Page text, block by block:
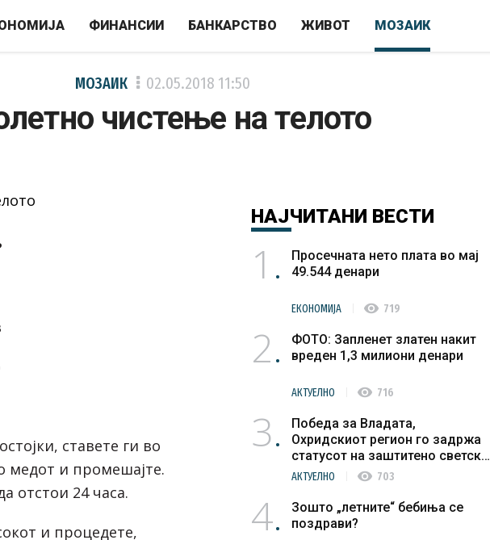
ФИНАНСИИ БАНКАРСТВО ЖИВОТ МОЗАИК
МОЗАИК 02.05.2018 11:50
чистење на телото
ставете ги во
медот и промешајте.
отстои 24 часа.
и процедете,
НАЈЧИТАНИ ВЕСТИ
1
Просечната нето плата во мај
49.544 денари
ЕКОНОМИЈА visibility 719
2
ФОТО: Запленет златен накит
вреден 1,3 милиони денари
АКТУЕЛНО visibility 716
3
Победа за Владата,
Охридскиот регион го задржа
статусот на заштитено светско
културно наследство
АКТУЕЛНО visibility 703
4
Зошто „летните“ бебиња се
поздрави?